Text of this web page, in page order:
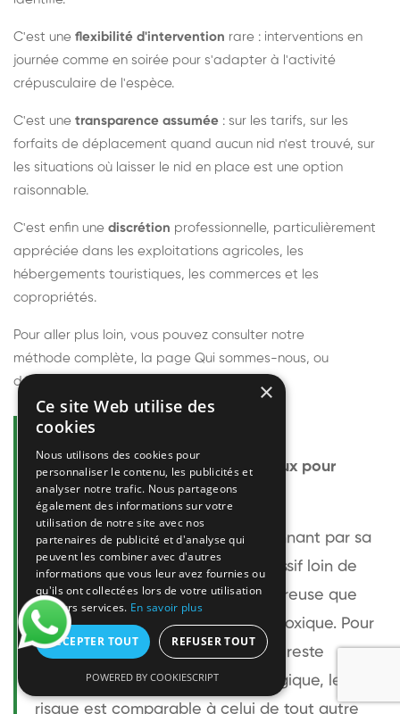
C'est une flexibilité d'intervention rare : interventions en
journée comme en soirée pour s'adapter à l'activité
crépusculaire de l'espèce.
C'est une transparence assumée : sur les tarifs, sur les
forfaits de déplacement quand aucun nid n'est trouvé, sur
les situations où laisser le nid en place est une option
raisonnable.
C'est enfin une discrétion professionnelle, particulièrement
appréciée dans les exploitations agricoles, les
hébergements touristiques, les commerces et les
copropriétés.
Pour aller plus loin, vous pouvez consulter notre
méthode complète, la page Qui sommes-nous, ou
découvrir
Questions fréquentes
Le frelon européen est-il dangereux pour
l'homme ?
Le frelon européen est impressionnant par sa
taille mais relativement peu agressif loin de
son nid. Sa piqûre est plus douloureuse que
celle d'une guêpe sans être plus toxique. Pour
une personne non allergique, elle reste
bénigne. Pour une personne allergique, le
risque est comparable à celui de tout autre
×
Ce site Web utilise des
cookies
Nous utilisons des cookies pour
personnaliser le contenu, les publicités et
analyser notre trafic. Nous partageons
également des informations sur votre
utilisation de notre site avec nos
partenaires de publicité et d'analyse qui
peuvent les combiner avec d'autres
informations que vous leur avez fournies ou
qu'ils ont collectées lors de votre utilisation
de leurs services. En savoir plus
ACCEPTER TOUT REFUSER TOUT
POWERED BY COOKIESCRIPT